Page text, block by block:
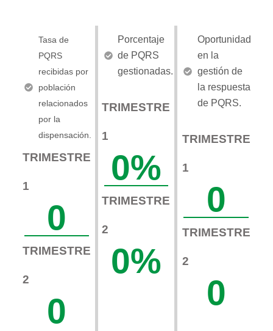
Tasa de
PQRS
recibidas por
población
relacionados
por la
dispensación.
TRIMESTRE
1
0
TRIMESTRE
2
0
Porcentaje
de PQRS
gestionadas.
TRIMESTRE
1
0%
TRIMESTRE
2
0%
Oportunidad
en la
gestión de
la respuesta
de PQRS.
TRIMESTRE
1
0
TRIMESTRE
2
0